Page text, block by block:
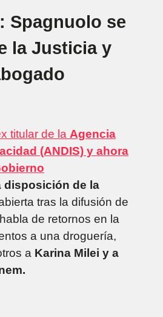
Spagnuolo se
la Justicia y
titular de la Agencia
(ANDIS) y ahora
disposición de la
tras la difusión de
de retornos en la
a una droguería,
a Karina Milei y a